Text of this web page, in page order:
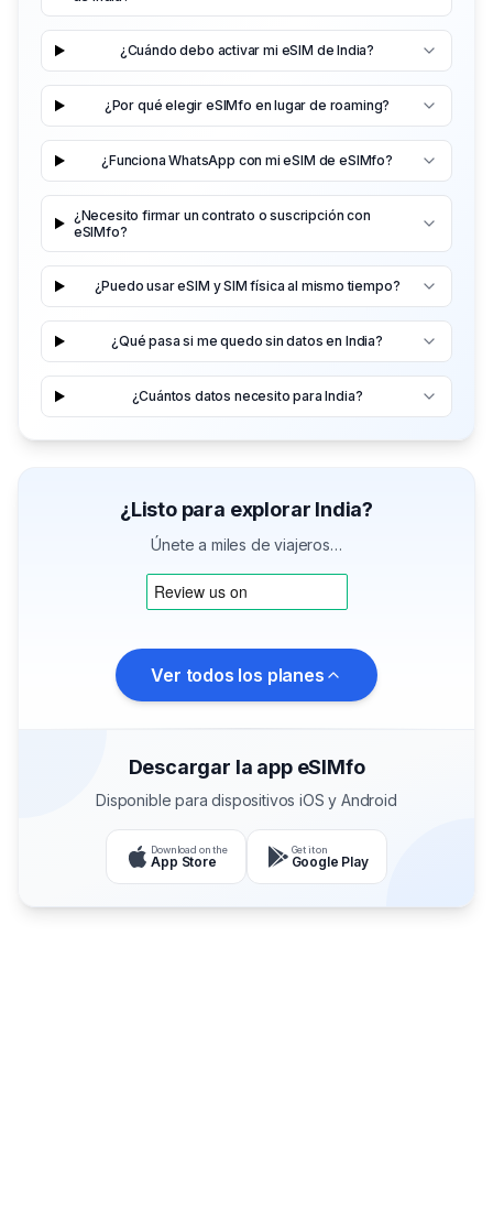
¿Cuándo debo activar mi eSIM de India?
¿Por qué elegir eSIMfo en lugar de roaming?
¿Funciona WhatsApp con mi eSIM de eSIMfo?
¿Necesito firmar un contrato o suscripción con
eSIMfo?
¿Puedo usar eSIM y SIM física al mismo tiempo?
¿Qué pasa si me quedo sin datos en India?
¿Cuántos datos necesito para India?
¿Listo para explorar India?
Únete a miles de viajeros…
Ver todos los planes
Descargar la app eSIMfo
Disponible para dispositivos iOS y Android
Download on the
App Store
Get it on
Google Play